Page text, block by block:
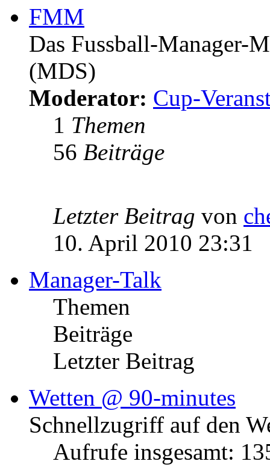
FMM
Das Fussball-Manager-
(MDS)
Moderator: Cup-
1 Themen
56 Beiträge
Letzter Beitrag von
10. April 2010 23:31
Manager-Talk
Themen
Beiträge
Letzter Beitrag
Wetten @ 90-minutes
Schnellzugriff auf den
Aufrufe insgesamt: